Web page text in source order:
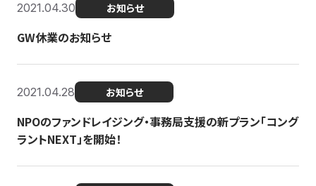
2021.04.30 お知らせ
GW休業のお知らせ
2021.04.28 お知らせ
NPOのファンドレイジング・事務局支援の新プラン「コング
ラントNEXT」を開始！